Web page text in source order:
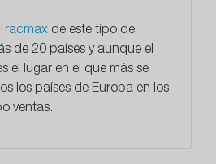
Tracmax de este tipo de
de 20 países y aunque el
el lugar en el que más se
los países de Europa en los
ventas.